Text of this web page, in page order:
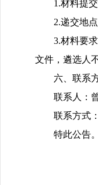
1.材料提
2.递交地
3.材料要
文件，遴选人
六、联系
联系人：
联系方式
特此公告。